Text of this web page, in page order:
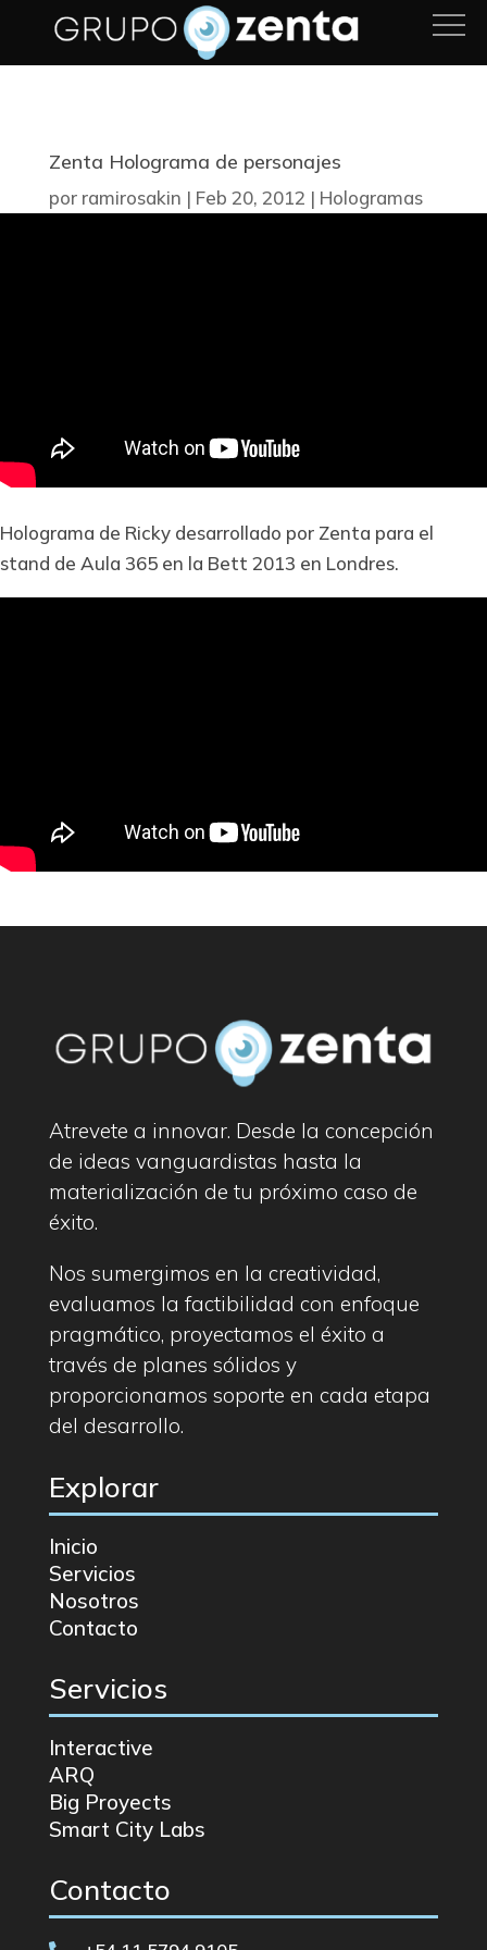
Zenta Holograma de personajes
por ramirosakin | Feb 20, 2012 | Hologramas
Holograma de Ricky desarrollado por Zenta para el
stand de Aula 365 en la Bett 2013 en Londres.
Atrevete a innovar. Desde la concepción
de ideas vanguardistas hasta la
materialización de tu próximo caso de
éxito.
Nos sumergimos en la creatividad,
evaluamos la factibilidad con enfoque
pragmático, proyectamos el éxito a
través de planes sólidos y
proporcionamos soporte en cada etapa
del desarrollo.
Explorar
Inicio
Servicios
Nosotros
Contacto
Servicios
Interactive
ARQ
Big Proyects
Smart City Labs
Contacto